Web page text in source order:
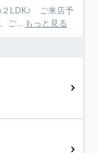
２LDK♪ ご来店予
ご... もっと見る